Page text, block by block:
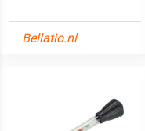
Bellatio.nl